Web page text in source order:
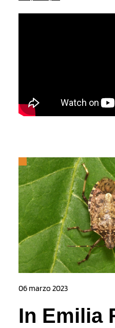
06 marzo 2023
In Emilia